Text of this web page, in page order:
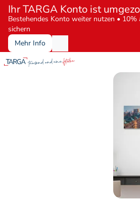
Ihr TARGA Konto ist
Bestehendes Konto weiter nutzen •
sichern
Mehr Info